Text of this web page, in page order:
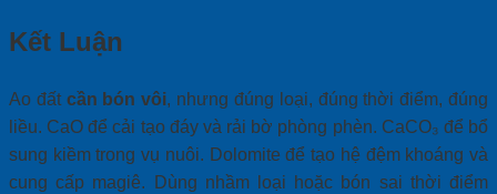
Kết Luận
Ao đất cần bón vôi, nhưng đúng loại, đúng thời điểm, đúng
liều. CaO để cải tạo đáy và rải bờ phòng phèn. CaCO₃ để bổ
sung kiềm trong vụ nuôi. Dolomite để tạo hệ đệm khoáng và
cung cấp magiê. Dùng nhầm loại hoặc bón sai thời điểm